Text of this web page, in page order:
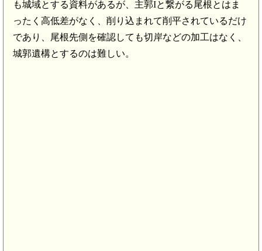
も城域とする資料があるが、主郭Iと繋がる尾根とはま
ったく高低差がなく、削り込まれて削平されているだけ
であり、尾根先側を確認しても切岸などの加工はなく、
城郭遺構とするのは難しい。